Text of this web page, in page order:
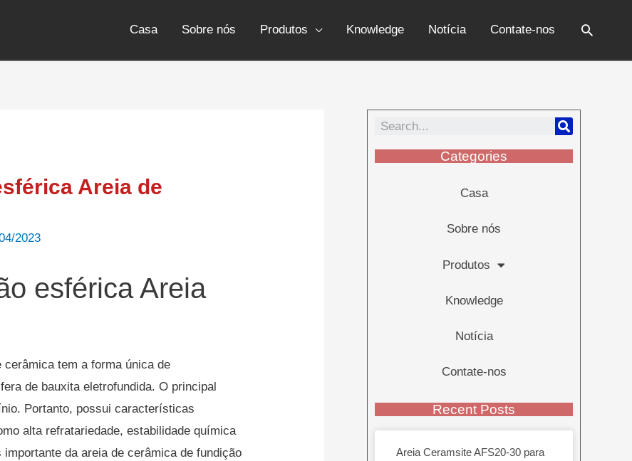
Casa Sobre nós Produtos Knowledge Notícia Contate-nos
Areia de
2023
esférica Areia
tem a forma única de
de bauxita eletrofundida.O principal
Portanto, possui características
alta refratariedade, estabilidade química
da areia de cerâmica de fundição
Categories
Casa
Sobre nós
Produtos
Knowledge
Notícia
Contate-nos
Recent Posts
Areia Ceramsite AFS20-30 para